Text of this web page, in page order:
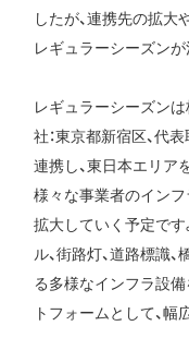
したが、連携先の拡
レギュラーシーズンが
レギュラーシーズンは
社：東京都新宿区、代表
連携し、東日本エリア
様々な事業者のイン
拡大していく予定です
ル、街路灯、道路標識
る多様なインフラ設
トフォームとして、